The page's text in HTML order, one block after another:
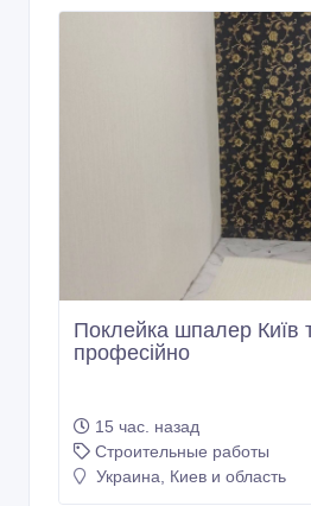
Поклейка шпалер Київ
професійно
15 час. назад
Строительные работы
Украина, Киев и область